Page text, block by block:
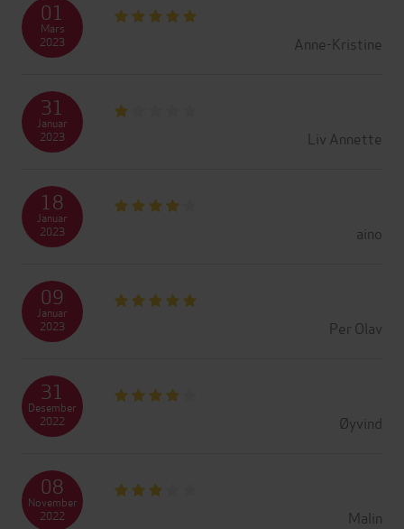
Anne-Kristine
01
Mars
2023
Liv Annette
31
Januar
2023
aino
18
Januar
2023
Per Olav
09
Januar
2023
Øyvind
31
Desember
2022
Malin
08
November
2022